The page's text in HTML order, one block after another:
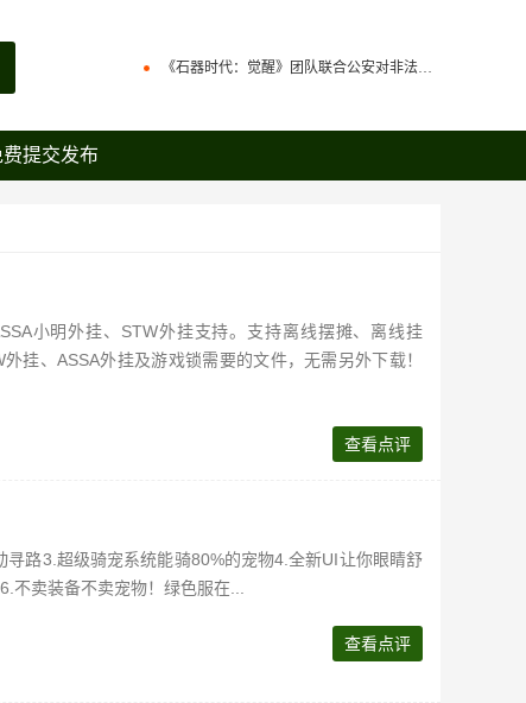
《石器时代：觉醒》团队联合公安对非法私服进行强力打击
百战石器私服凌晨掉线说明 百战石器优化回炉面板显示参数，直接提示满档信息，避免遗漏。
百战石器私服新区开放众多活动开启
费提交发布
小明外挂、STW外挂支持。支持离线摆摊、离线挂
、ASSA外挂及游戏锁需要的文件，无需另外下载！
查看点评
路3.超级骑宠系统能骑80%的宠物4.全新UI让你眼睛舒
卖装备不卖宠物！绿色服在...
查看点评